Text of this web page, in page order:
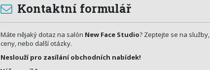
Kontaktní formulář
Máte nějaký dotaz na salón New Face Studio? Zeptejte se na služby,
ceny, nebo další otázky.
Neslouží pro zasílání obchodních nabídek!